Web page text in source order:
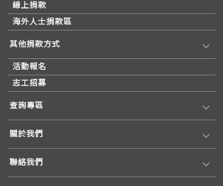
線上捐款
海外人士捐款區
其他捐款方式
活動報名
志工招募
查詢專區
關於我們
聯絡我們